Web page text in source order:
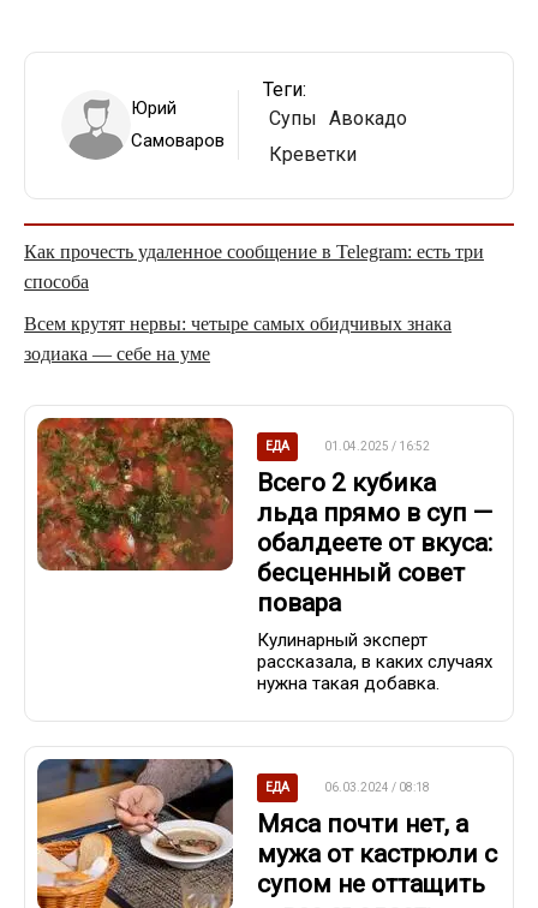
Юрий
Самоваров
Теги:
Супы Авокадо
Креветки
Как прочесть удаленное сообщение в Telegram: есть три
способа
Всем крутят нервы: четыре самых обидчивых знака
зодиака — себе на уме
ЕДА 01.04.2025 / 16:52
Всего 2 кубика
льда прямо в суп —
обалдеете от вкуса:
бесценный совет
повара
Кулинарный эксперт
рассказала, в каких случаях
нужна такая добавка.
ЕДА 06.03.2024 / 08:18
Мяса почти нет, а
мужа от кастрюли с
супом не оттащить